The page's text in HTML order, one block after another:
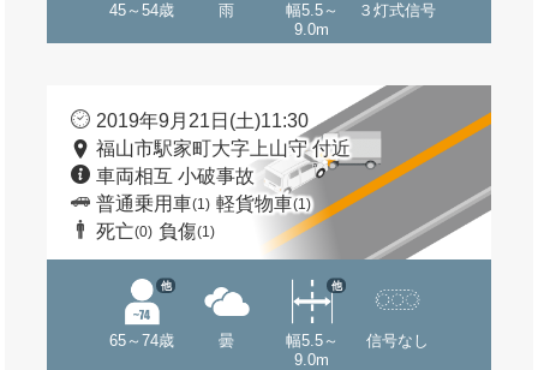
45～54歳 雨
幅5.5～
9.0m
３灯式信号
2019年9月21日(土)11:30
福山市駅家町大字上山守 付近
車両相互 小破事故
普通乗用車(1) 軽貨物車(1)
死亡(0) 負傷(1)
65～74歳
他
曇
幅5.5～
9.0m
他
信号なし